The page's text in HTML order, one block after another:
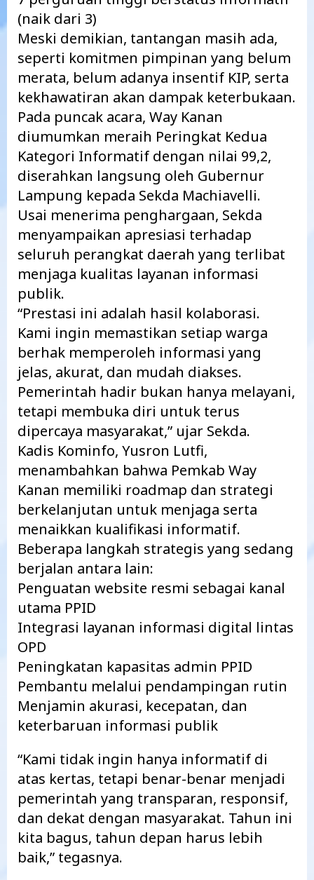
(naik dari 3)
Meski demikian, tantangan masih ada,
seperti komitmen pimpinan yang belum
merata, belum adanya insentif KIP, serta
kekhawatiran akan dampak keterbukaan.
Pada puncak acara, Way Kanan
diumumkan meraih Peringkat Kedua
Kategori Informatif dengan nilai 99,2,
diserahkan langsung oleh Gubernur
Lampung kepada Sekda Machiavelli.
Usai menerima penghargaan, Sekda
menyampaikan apresiasi terhadap
seluruh perangkat daerah yang terlibat
menjaga kualitas layanan informasi
publik.
“Prestasi ini adalah hasil kolaborasi.
Kami ingin memastikan setiap warga
berhak memperoleh informasi yang
jelas, akurat, dan mudah diakses.
Pemerintah hadir bukan hanya melayani,
tetapi membuka diri untuk terus
dipercaya masyarakat,” ujar Sekda.
Kadis Kominfo, Yusron Lutfi,
menambahkan bahwa Pemkab Way
Kanan memiliki roadmap dan strategi
berkelanjutan untuk menjaga serta
menaikkan kualifikasi informatif.
Beberapa langkah strategis yang sedang
berjalan antara lain:
Penguatan website resmi sebagai kanal
utama PPID
Integrasi layanan informasi digital lintas
OPD
Peningkatan kapasitas admin PPID
Pembantu melalui pendampingan rutin
Menjamin akurasi, kecepatan, dan
keterbaruan informasi publik
“Kami tidak ingin hanya informatif di
atas kertas, tetapi benar-benar menjadi
pemerintah yang transparan, responsif,
dan dekat dengan masyarakat. Tahun ini
kita bagus, tahun depan harus lebih
baik,” tegasnya.